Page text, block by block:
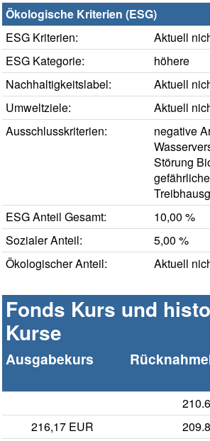
Ökologische Kriterien (ESG)
ESG Kriterien:
Aktuell
ESG Kategorie:
höhere
Nachhaltigkeitslabel:
Aktuell
Umweltziele:
Aktuell
Ausschlusskriterien:
negative
Störung
ESG Anteil Gesamt:
10,00 %
Sozialer Anteil:
5,00 %
Ökologischer Anteil:
Aktuell
Fonds Kurs und
Kurse
Ausgabekurs
216,17 EUR